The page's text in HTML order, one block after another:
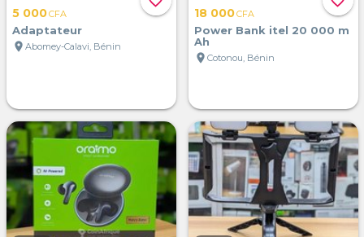
5 000CFA
Adaptateur
location_on Abomey-Calavi, Bénin
18 000CFA
Power Bank itel 20 000 m
Ah
location_on Cotonou, Bénin